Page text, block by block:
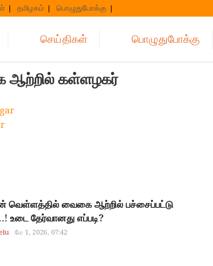
தமிழகம் பொழுதுபோக்கு
செய்திகள் பொழுதுபோக்கு
கள்ளழகர்
வெள்ளத்தில் வைகை ஆற்றில் பச்சைப்பட்டு
உடை தேர்வானது எப்படி?
மே 1, 2026, 07:42